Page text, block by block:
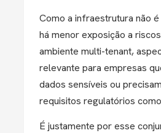
Como a infraestrutura não
há menor exposição a
ambiente multi-tenant,
relevante para empresas
dados sensíveis ou
requisitos regulatórios
É justamente por esse